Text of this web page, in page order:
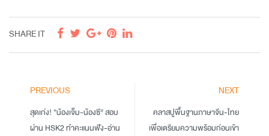
SHARE IT
PREVIOUS
สุดเก่ง! “น้องเจ็ม-น้องซี” สอบ
ผ่าน HSK2 ทำคะแนนฟัง-อ่าน
NEXT
คลาสปูพื้นฐานภาษาจีน-ไทย
เพื่อเตรียมความพร้อมก่อนเข้า